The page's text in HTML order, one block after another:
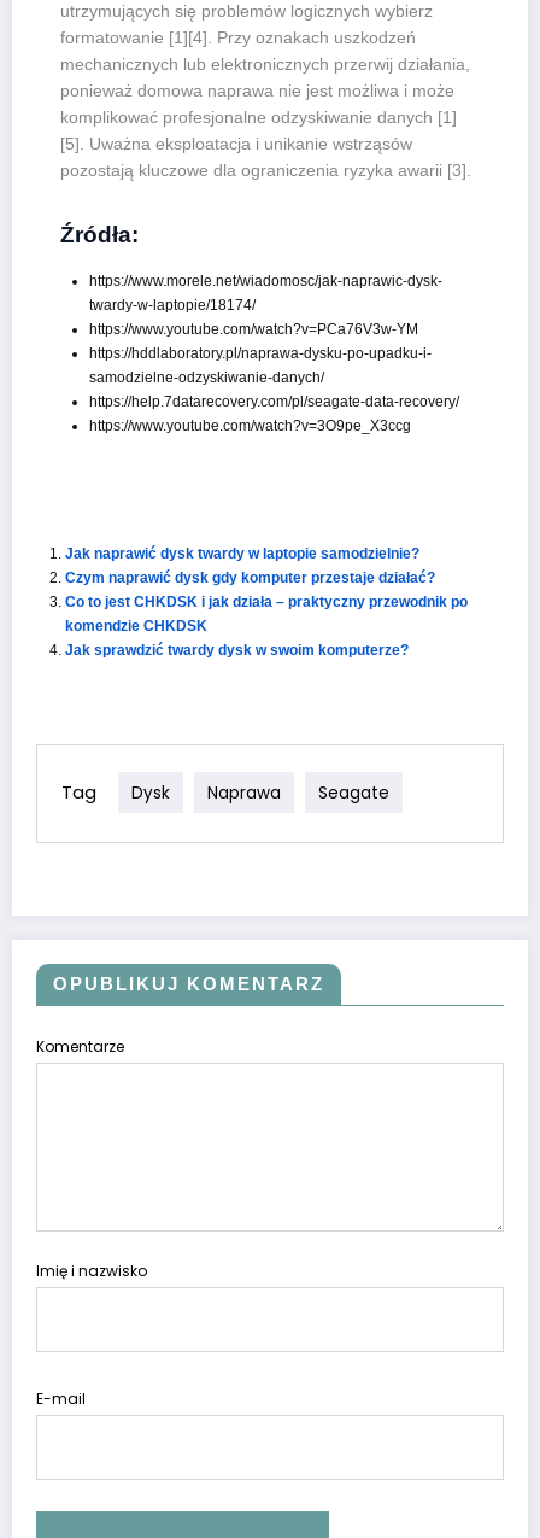
utrzymujących się problemów logicznych wybierz
formatowanie [1][4]. Przy oznakach uszkodzeń
mechanicznych lub elektronicznych przerwij działania,
ponieważ domowa naprawa nie jest możliwa i może
komplikować profesjonalne odzyskiwanie danych [1]
[5]. Uważna eksploatacja i unikanie wstrząsów
pozostają kluczowe dla ograniczenia ryzyka awarii [3].
Źródła:
https://www.morele.net/wiadomosc/jak-naprawic-dysk-
twardy-w-laptopie/18174/
https://www.youtube.com/watch?v=PCa76V3w-YM
https://hddlaboratory.pl/naprawa-dysku-po-upadku-i-
samodzielne-odzyskiwanie-danych/
https://help.7datarecovery.com/pl/seagate-data-recovery/
https://www.youtube.com/watch?v=3O9pe_X3ccg
Jak naprawić dysk twardy w laptopie samodzielnie?
Czym naprawić dysk gdy komputer przestaje działać?
Co to jest CHKDSK i jak działa – praktyczny przewodnik po
komendzie CHKDSK
Jak sprawdzić twardy dysk w swoim komputerze?
Tag Dysk Naprawa Seagate
OPUBLIKUJ KOMENTARZ
Komentarze
Imię i nazwisko
E-mail